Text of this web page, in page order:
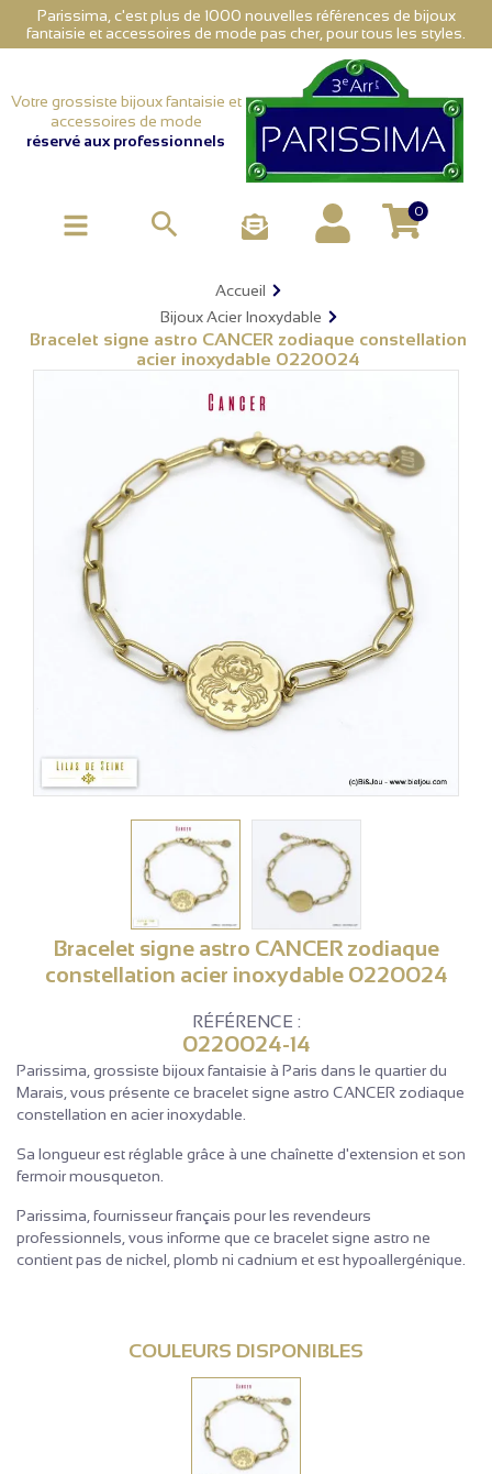
Parissima, c'est plus de 1000 nouvelles références de bijoux
fantaisie et accessoires de mode pas cher, pour tous les styles.
Votre grossiste bijoux fantaisie et
accessoires de mode
réservé aux professionnels
 0
Accueil
Bijoux Acier Inoxydable
Bracelet signe astro CANCER zodiaque constellation
acier inoxydable 0220024
Bracelet signe astro CANCER zodiaque
constellation acier inoxydable 0220024
RÉFÉRENCE :
0220024-14
Parissima, grossiste bijoux fantaisie à Paris dans le quartier du
Marais, vous présente ce bracelet signe astro CANCER zodiaque
constellation en acier inoxydable.
Sa longueur est réglable grâce à une chaînette d'extension et son
fermoir mousqueton.
Parissima, fournisseur français pour les revendeurs
professionnels, vous informe que ce bracelet signe astro ne
contient pas de nickel, plomb ni cadnium et est hypoallergénique.
COULEURS DISPONIBLES